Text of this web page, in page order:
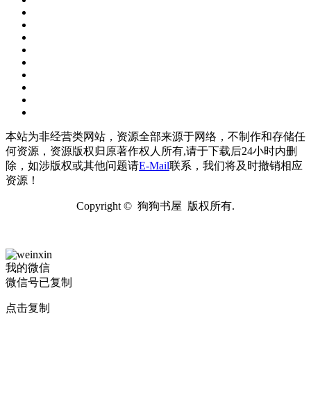
本站为非经营类网站，资源全部来源于网络，不制作和存储任
何资源，资源版权归原著作权人所有,请于下载后24小时内删
除，如涉版权或其他问题请E-Mail联系，我们将及时撤销相应
资源！
Copyright © 狗狗书屋 版权所有.
我的微信
微信号已复制
点击复制